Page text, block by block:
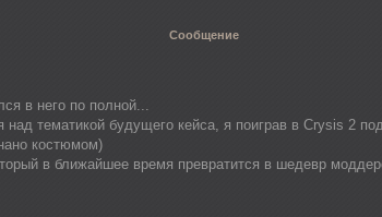
Сообщение
в него по полной...
тематикой будущего кейса, я поиграв в Crysis 2
костюмом)
в ближайшее время превратится в шедевр